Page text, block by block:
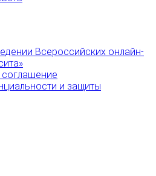
Всероссийских онлайн-
соглашение
и защиты